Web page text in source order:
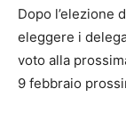
Dopo l’elezione
eleggere i
voto alla
9 febbraio